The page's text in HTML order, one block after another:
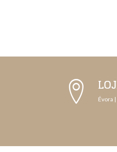
Évora